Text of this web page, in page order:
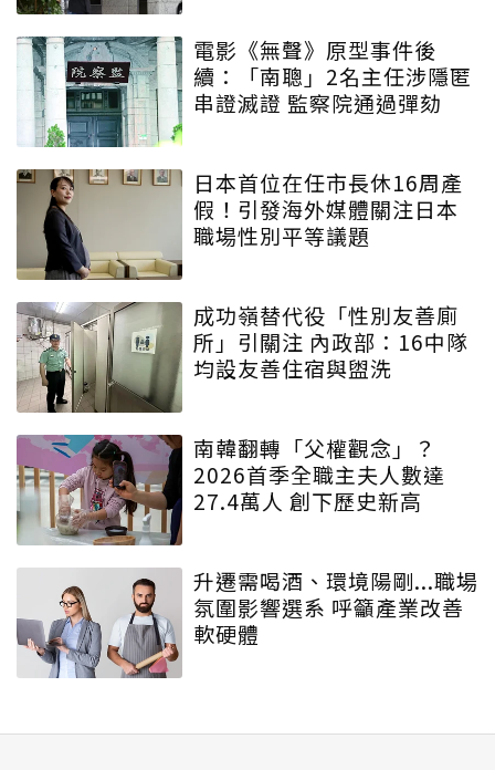
電影《無聲》原型事件後
續：「南聰」2名主任涉隱匿
串證滅證 監察院通過彈劾
日本首位在任市長休16周產
假！引發海外媒體關注日本
職場性別平等議題
成功嶺替代役「性別友善廁
所」引關注 內政部：16中隊
均設友善住宿與盥洗
南韓翻轉「父權觀念」？
2026首季全職主夫人數達
27.4萬人 創下歷史新高
升遷需喝酒、環境陽剛...職場
氛圍影響選系 呼籲產業改善
軟硬體